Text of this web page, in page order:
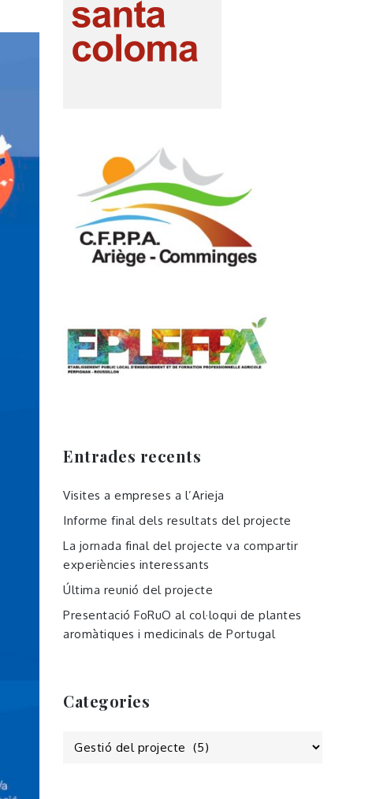
Entrades recents
Visites a empreses a l’Arieja
Informe final dels resultats del projecte
La jornada final del projecte va compartir
experiències interessants
Última reunió del projecte
Presentació FoRuO al col·loqui de plantes
aromàtiques i medicinals de Portugal
Categories
Categories